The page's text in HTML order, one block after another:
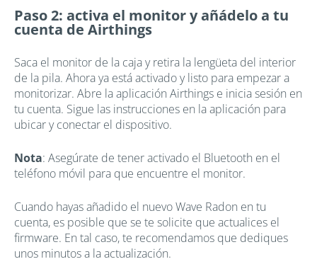
Paso 2: activa el monitor y añádelo a tu
cuenta de Airthings
Saca el monitor de la caja y retira la lengüeta del interior
de la pila. Ahora ya está activado y listo para empezar a
monitorizar. Abre la aplicación Airthings e inicia sesión en
tu cuenta. Sigue las instrucciones en la aplicación para
ubicar y conectar el dispositivo.
Nota: Asegúrate de tener activado el Bluetooth en el
teléfono móvil para que encuentre el monitor.
Cuando hayas añadido el nuevo Wave Radon en tu
cuenta, es posible que se te solicite que actualices el
firmware. En tal caso, te recomendamos que dediques
unos minutos a la actualización.